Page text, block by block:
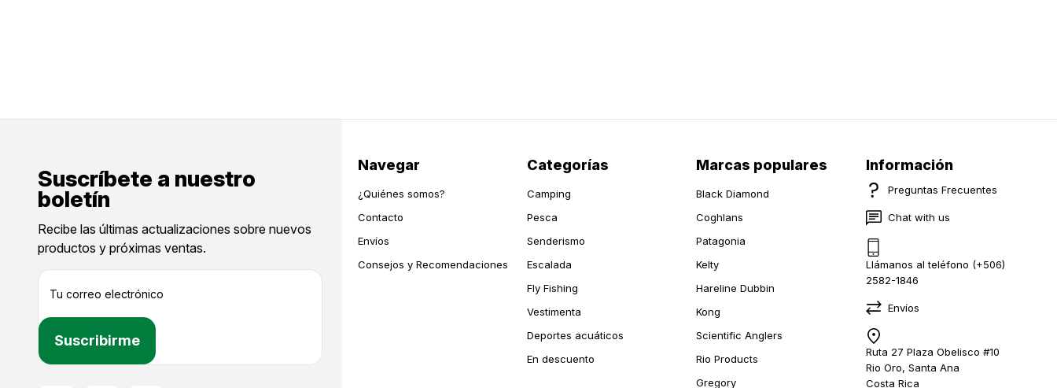
Suscríbete a nuestro
boletín
Recibe las últimas actualizaciones sobre nuevos
productos y próximas ventas.
e
c
Navegar
¿Quiénes somos?
Contacto
Envíos
Consejos y Recomendaciones
Categorías
Camping
Pesca
Senderismo
Escalada
Fly Fishing
Vestimenta
Deportes acuáticos
En descuento
Marcas populares
Black Diamond
Coghlans
Patagonia
Kelty
Hareline Dubbin
Kong
Scientific Anglers
Rio Products
Gregory
Información
Preguntas Frecuentes
Chat with us
Llámanos al teléfono (+506)
2582-1846
Envíos
Ruta 27 Plaza Obelisco #10
Rio Oro, Santa Ana
Costa Rica